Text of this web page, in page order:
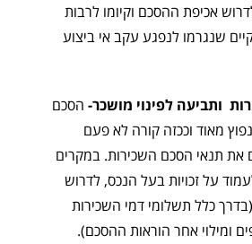
אכיפת ההסכם וקיומו לרבות
שנגרמו לנפגע עקב אי ביצוע
ותביעה לפינוי מושכר-הסכם
מאוד וככזה קורה לא פעם
את תנאי הסכם השכירות. במקרים
על זכויות בעל הנכס, לדרוש
כלל תשלומי דמי השכירות
ומילוי אחר הוראות ההסכם).